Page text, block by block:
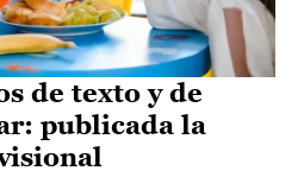
de texto y de
publicada la